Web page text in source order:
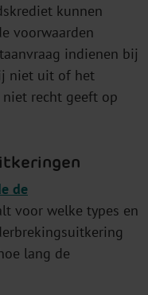
kunnen
voorwaarden
indienen bij
niet uit of het
recht geeft op
de
voor welke types en
lang de